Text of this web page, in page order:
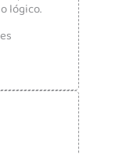
lógico.